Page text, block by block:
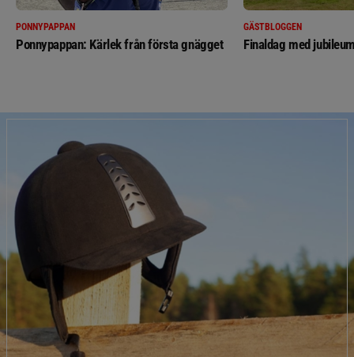
PONNYPAPPAN
Ponnypappan: Kärlek från första gnägget
GÄSTBLOGGEN
Finaldag med